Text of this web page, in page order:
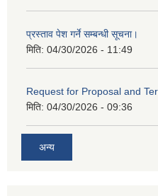
प्रस्ताव पेश गर्ने सम्बन्धी सूचना।
मिति: 04/30/2026 - 11:49
Request for Proposal and
मिति: 04/30/2026 - 09:36
अन्य